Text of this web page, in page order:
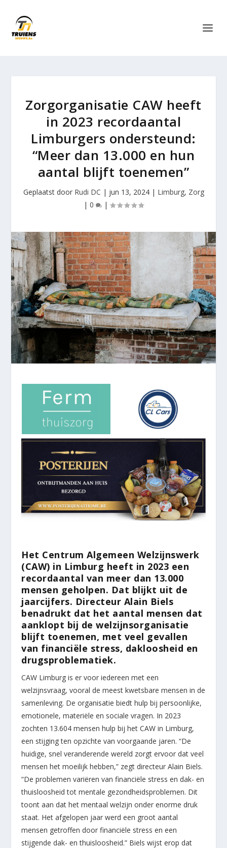
Zorgorganisatie CAW heeft
in 2023 recordaantal
Limburgers ondersteund:
“Meer dan 13.000 en hun
aantal blijft toenemen”
Geplaatst door Rudi DC | jun 13, 2024| Limburg, Zorg
| 0 |
Het Centrum Algemeen Welzijnswerk
(CAW) in Limburg heeft in 2023 een
recordaantal van meer dan 13.000
mensen geholpen. Dat blijkt uit de
jaarcijfers. Directeur Alain Biels
benadrukt dat het aantal mensen dat
aanklopt bij de welzijnsorganisatie
blijft toenemen, met veel gevallen
van financiële stress, dakloosheid en
drugsproblematiek.
CAW Limburg is er voor iedereen met een
welzijnsvraag, vooral de meest kwetsbare mensen in de
samenleving. De organisatie biedt hulp bij persoonlijke,
emotionele, materiële en sociale vragen. In 2023
zochten 13.604 mensen hulp bij het CAW in Limburg,
een stijging ten opzichte van voorgaande jaren. “De
huidige, snel veranderende wereld zorgt ervoor dat veel
mensen het moeilijk hebben,” zegt directeur Alain Biels.
“De problemen variëren van financiële stress en dak- en
thuisloosheid tot mentale gezondheidsproblemen. Dit
toont aan dat het mentaal welzijn onder enorme druk
staat. Het afgelopen jaar werd een groot aantal
mensen getroffen door financiële stress en een
stijgende dak- en thuisloosheid.” Biels wijst erop dat